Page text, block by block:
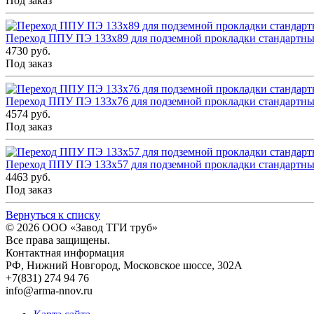
Переход ППУ ПЭ 133x89 для подземной прокладки
4730 руб.
Под заказ
Переход ППУ ПЭ 133x76 для подземной прокладки
4574 руб.
Под заказ
Переход ППУ ПЭ 133x57 для подземной прокладки
4463 руб.
Под заказ
Вернуться к списку
© 2026 ООО «Завод ТГИ труб»
Все права защищены.
Контактная информация
РФ, Нижний Новгород, Московское шоссе, 302А
+7(831) 274 94 76
info@arma-nnov.ru